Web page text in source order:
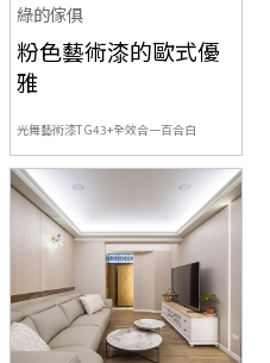
綠的傢俱
粉色藝術漆的歐式優
雅
光舞藝術漆TG43+全效合一百合白